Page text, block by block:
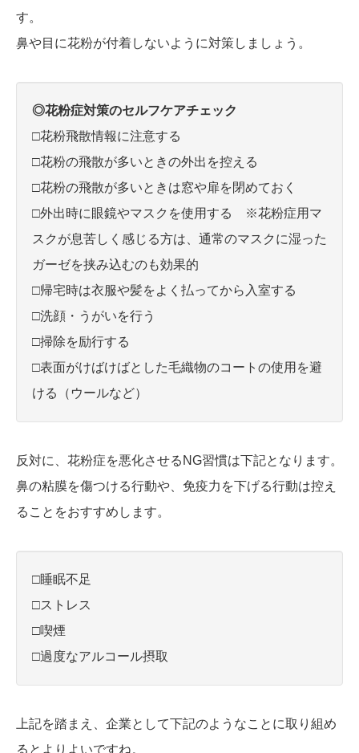
す。
鼻や目に花粉が付着しないように対策しましょう。
◎花粉症対策のセルフケアチェック
□花粉飛散情報に注意する
□花粉の飛散が多いときの外出を控える
□花粉の飛散が多いときは窓や扉を閉めておく
□外出時に眼鏡やマスクを使用する ※花粉症用マ
スクが息苦しく感じる方は、通常のマスクに湿った
ガーゼを挟み込むのも効果的
□帰宅時は衣服や髪をよく払ってから入室する
□洗顔・うがいを行う
□掃除を励行する
□表面がけばけばとした毛織物のコートの使用を避
ける（ウールなど）
反対に、花粉症を悪化させるNG習慣は下記となります。
鼻の粘膜を傷つける行動や、免疫力を下げる行動は控え
ることをおすすめします。
□睡眠不足
□ストレス
□喫煙
□過度なアルコール摂取
上記を踏まえ、企業として下記のようなことに取り組め
るとよりよいですね。